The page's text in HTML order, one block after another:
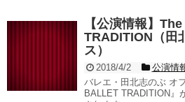
【公演情報】
TRADITION（田
ス）
2018/4/2
公演情
バレエ・田北志のぶ オ
BALLET TRADITION』